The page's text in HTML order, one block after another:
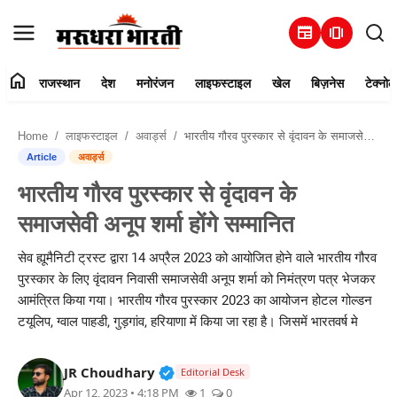
newspaper amp_stories
संपर्क करें
राजस्थान
मनोरंजन
लाइफस्टाइल
खेल
home राजस्थान देश मनोरंजन लाइफस्टाइल खेल बिज़नेस
Home लाइफस्टाइल अवार्ड्स भारतीय गौरव पुरस्कार से वृंदावन के समाजसेवी अनूप शर्मा होंगे सम्मानित
Article अवार्ड्स
भारतीय गौरव पुरस्कार से वृंदावन के
समाजसेवी अनूप शर्मा होंगे सम्मानित
सेव ह्यूमैनिटी ट्रस्ट द्वारा 14 अप्रैल 2023 को आयोजित होने वाले भारतीय गौरव
पुरस्कार के लिए वृंदावन निवासी समाजसेवी अनूप शर्मा को निमंत्रण पत्र भेजकर
आमंत्रित किया गया। भारतीय गौरव पुरस्कार 2023 का आयोजन होटल गोल्डन
टयूलिप, ग्वाल पाहडी, गुड़गांव, हरियाणा में किया जा रहा है। जिसमें भारतवर्ष मे
JR Choudhary Verified Public Figure • 30 Mar,
Editorial Desk
Apr 12, 2023 • 4:18 PM 1 0